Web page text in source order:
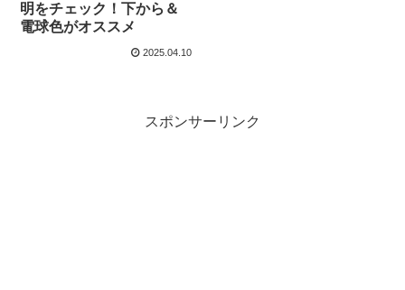
明をチェック！下から＆
電球色がオススメ
2025.04.10
スポンサーリンク